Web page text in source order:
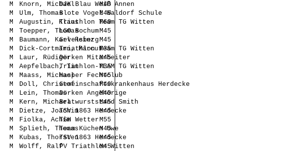
M Knorn, MichaelDJK Blau Weiß Annen
M40
M Ulm, ThomasBlote Vogel Waldorf Schule
M45
M Augustin, KlausTriathlon Team TG Witten
M60
M Toepper, ThomasLGO BochumM45
M Baumann, Karl-Heinz
GevelsbergM45
M Dick-Cortmann, Marcus
Triathlon Team TG Witten
M35
M Laur, RüdigerDörken Mitarbeiter
M45
M Aepfelbach, TimTriathlon-TEAM TG Witten
M35
M Maass, MichaelHasper Fechtclub
M45
M Doll, ChristofGemeinschaftskrankenhaus Herdecke
M40
M Lein, ThomasDörken Angehörige
M40
M Kern, MichaelBratwurststand Smith
M45
M Dietze, JoachimTSV 1863 Herdecke
M45
M Fiolka, AchimTGH WetterM55
M Splieth, ThomasTeam Küchen Uwe
M45
M Kubas, ThorstenTSV 1863 Herdecke
M45
M Wolff, RalfPV Triathlon Witten
M45